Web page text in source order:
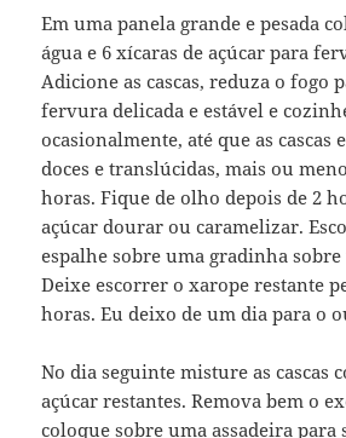
Em uma panela grande e pesada
água e 6 xícaras de açúcar para
Adicione as cascas, reduza o fogo
fervura delicada e estável e
ocasionalmente, até que as cascas
doces e translúcidas, mais ou
horas. Fique de olho depois de 2
açúcar dourar ou caramelizar.
espalhe sobre uma gradinha sobre
Deixe escorrer o xarope restante
horas. Eu deixo de um dia para o
No dia seguinte misture as cascas
açúcar restantes. Remova bem o
coloque sobre uma assadeira para